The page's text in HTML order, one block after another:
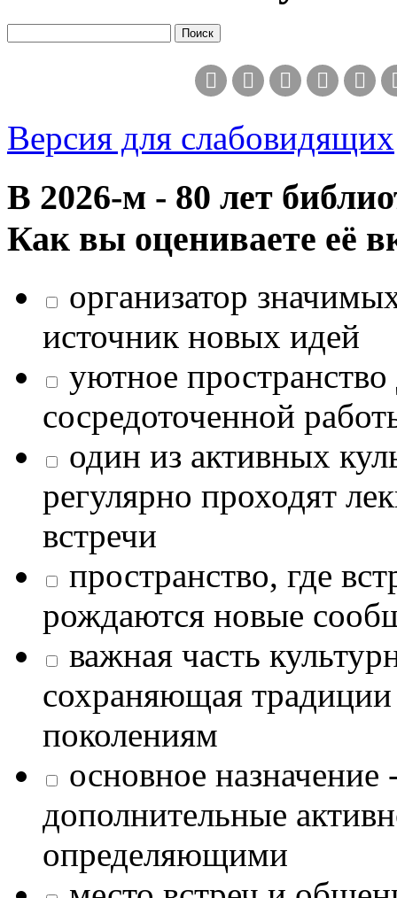
Версия для слабовидящих
В 2026‑м - 80 лет
Как вы оцениваете её
организатор
источник новых идей
уютное
сосредоточенной
один из активных
регулярно проходят
встречи
пространство, где
рождаются новые
важная часть
сохраняющая
поколениям
основное назначение
дополнительные
определяющими